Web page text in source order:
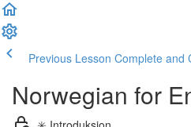
Previous Lesson Complete and
Norwegian for